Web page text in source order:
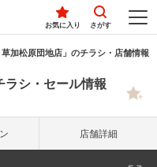
お気に入り さがす
草加松原団地店」のチラシ・店舗情報
ラシ・セール情報
店舗詳細